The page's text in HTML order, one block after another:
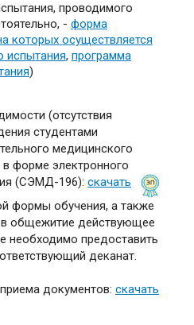
проводимого
- форма
которых осуществляется
испытания, программа
)
(отсутствия
студентами
медицинского
форме электронного
(СЭМД-196): скачать
формы обучения, а также
общежитие действующее
необходимо предоставить
деканат.
документов: скачать